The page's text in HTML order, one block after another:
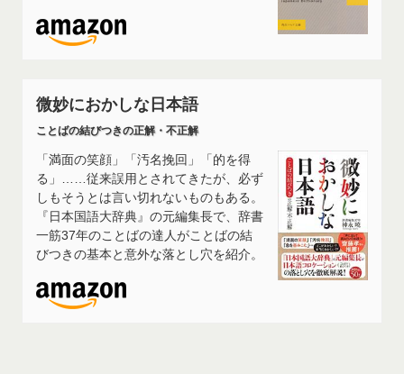
微妙におかしな日本語
ことばの結びつきの正解・不正解
「満面の笑顔」「汚名挽回」「的を得
る」……従来誤用とされてきたが、必ず
しもそうとは言い切れないものもある。
『日本国語大辞典』の元編集長で、辞書
一筋37年のことばの達人がことばの結
びつきの基本と意外な落とし穴を紹介。